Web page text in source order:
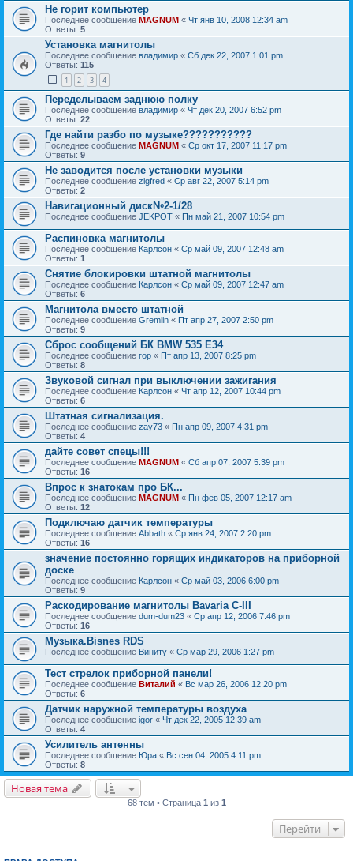
Не горит компьютер
Последнее сообщение MAGNUM « Чт янв 10, 2008 12:34 am
Ответы: 5
Установка магнитолы
Последнее сообщение владимир « Сб дек 22, 2007 1:01 pm
Ответы: 115
1 2 3 4
Переделываем заднюю полку
Последнее сообщение владимир « Чт дек 20, 2007 6:52 pm
Ответы: 22
Где найти разбо по музыке???????????
Последнее сообщение MAGNUM « Ср окт 17, 2007 11:17 pm
Ответы: 9
Не заводится после установки музыки
Последнее сообщение zigfred « Ср авг 22, 2007 5:14 pm
Ответы: 2
Навигационный диск№2-1/28
Последнее сообщение JEKPOT « Пн май 21, 2007 10:54 pm
Распиновка магнитолы
Последнее сообщение Карлсон « Ср май 09, 2007 12:48 am
Ответы: 1
Снятие блокировки штатной магнитолы
Последнее сообщение Карлсон « Ср май 09, 2007 12:47 am
Ответы: 6
Магнитола вместо штатной
Последнее сообщение Gremlin « Пт апр 27, 2007 2:50 pm
Ответы: 9
Сброс сообщений БК BMW 535 E34
Последнее сообщение гор « Пт апр 13, 2007 8:25 pm
Ответы: 8
Звуковой сигнал при выключении зажигания
Последнее сообщение Карлсон « Чт апр 12, 2007 10:44 pm
Ответы: 6
Штатная сигнализация.
Последнее сообщение zay73 « Пн апр 09, 2007 4:31 pm
Ответы: 4
дайте совет спецы!!!
Последнее сообщение MAGNUM « Сб апр 07, 2007 5:39 pm
Ответы: 16
Впрос к знатокам про БК...
Последнее сообщение MAGNUM « Пн фев 05, 2007 12:17 am
Ответы: 12
Подключаю датчик температуры
Последнее сообщение Abbath « Ср янв 24, 2007 2:20 pm
Ответы: 16
значение постоянно горящих индикаторов на приборной
доске
Последнее сообщение Карлсон « Ср май 03, 2006 6:00 pm
Ответы: 9
Раскодирование магнитолы Bavaria C-III
Последнее сообщение dum-dum23 « Ср апр 12, 2006 7:46 pm
Ответы: 16
Музыка.Bisnes RDS
Последнее сообщение Виниту « Ср мар 29, 2006 1:27 pm
Тест стрелок приборной панели!
Последнее сообщение Виталий « Вс мар 26, 2006 12:20 pm
Ответы: 6
Датчик наружной температуры воздуха
Последнее сообщение igor « Чт дек 22, 2005 12:39 am
Ответы: 4
Усилитель антенны
Последнее сообщение Юра « Вс сен 04, 2005 4:11 pm
Ответы: 8
Новая тема
68 тем • Страница 1 из 1
Перейти